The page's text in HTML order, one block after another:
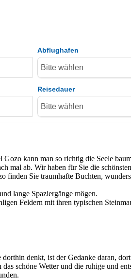
Abflughafen
Reisedauer
kann man so richtig die Seele
mal ab. Wir haben für Sie die
finden Sie traumhafte Buchten,
lange Spaziergänge mögen.
Feldern mit ihren typischen
denkt, ist der Gedanke daran,
schöne Wetter und die ruhige und